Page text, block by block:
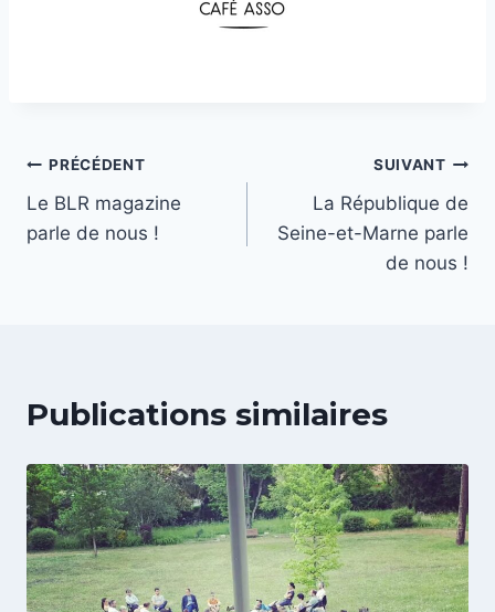
Navigation
de
PRÉCÉDENT
Le BLR magazine
parle de nous !
SUIVANT
La République de
Seine-et-Marne parle
de nous !
Publications similaires